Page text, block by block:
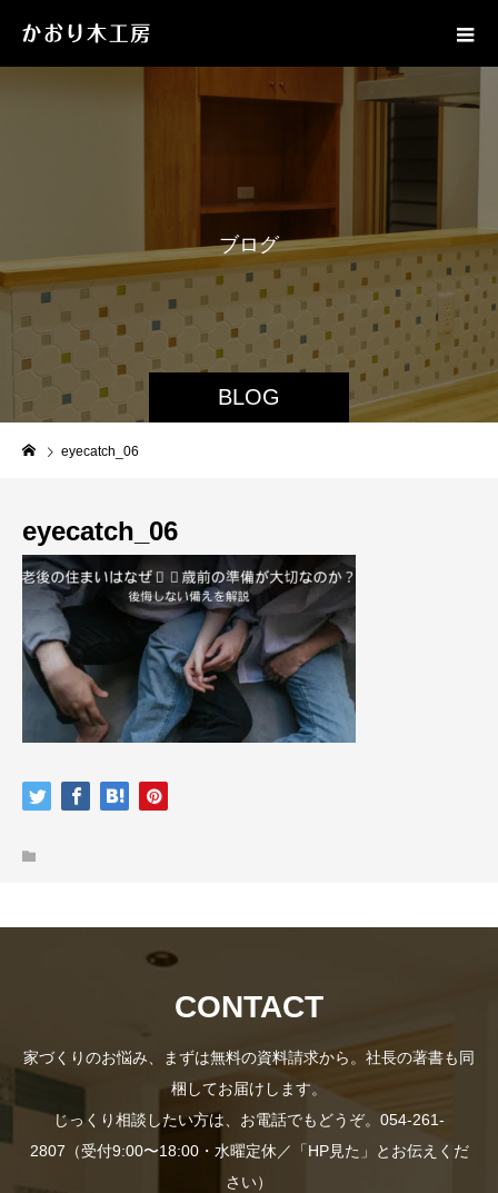
BLOG
ブログ
eyecatch_06
eyecatch_06
CONTACT
家づくりのお悩み、まずは無料の資料請求から。社長の著書も同
梱してお届けします。
じっくり相談したい方は、お電話でもどうぞ。054-261-
2807（受付9:00〜18:00・水曜定休／「HP見た」とお伝えくだ
さい）